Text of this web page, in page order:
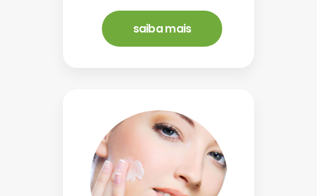
saiba mais